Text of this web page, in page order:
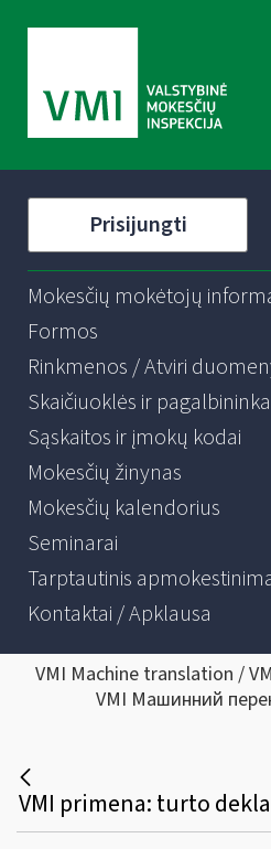
Prisijungti
Mokesčių mokėtojų
Formos
Rinkmenos / Atviri
Skaičiuoklės ir
Sąskaitos ir įmokų kodai
Mokesčių žinynas
Mokesčių kalendorius
Seminarai
Tarptautinis
Kontaktai / Apklausa
VMI Machine translation /
VMI Машинний